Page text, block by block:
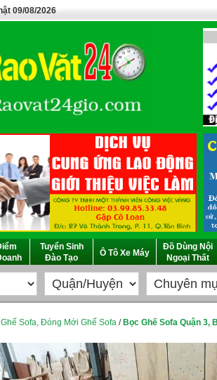
09/08/2026
Tuyển Sinh
Đào Tạo
Ô Tô Xe Máy
Đồ Dùng Nội
Ngoại Thất
Ghế Sofa, Đóng Mới Ghế Sofa / Bọc Ghế Sofa Quận 3,